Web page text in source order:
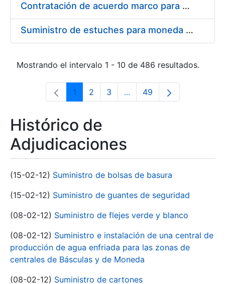
Contratación de acuerdo marco para el Suministro de Material de Electricidad para la Fábrica Nacional de Moneda y Timbre-Real Casa de la Moneda en su centro de trabajo de Burgos
Suministro de estuches para moneda de 30 €
Mostrando el intervalo 1 - 10 de 486 resultados.
Página
1 Página
2 Página
3 ...Páginas intermedias Use
Página
49
Histórico de
Adjudicaciones
(15-02-12) Suministro de bolsas de basura
(15-02-12) Suministro de guantes de seguridad
(08-02-12) Suministro de flejes verde y blanco
(08-02-12) Suministro e instalación de una central de
producción de agua enfriada para las zonas de
centrales de Básculas y de Moneda
(08-02-12) Suministro de cartones